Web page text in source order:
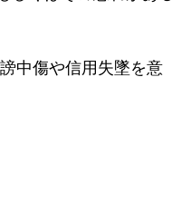
中傷や信用失墜を意